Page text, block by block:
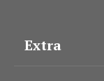
Extra